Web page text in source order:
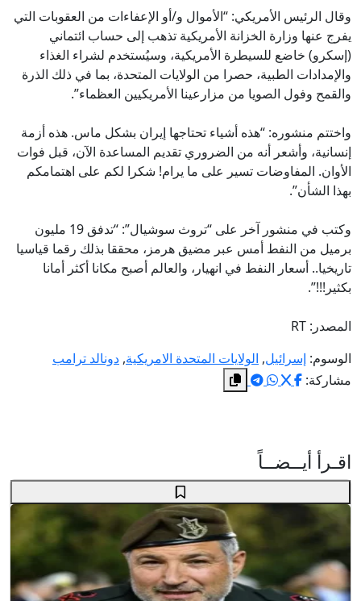
وقال الرئيس الأمريكي: “الأموال و/أو الإعفاءات من العقوبات التي
يفرج عنها وزارة الخزانة الأمريكية تذهب إلى حساب ائتماني
(إسكرو) خاضع للسيطرة الأمريكية، وسيُستخدم لشراء الغذاء
والإمدادات الطبية، حصرا من الولايات المتحدة، بما في ذلك الذرة
والقمح وفول الصويا من مزارعينا الأمريكيين العظماء”.
واختتم منشوره: “هذه أشياء تحتاجها إيران بشكل ماس. هذه أزمة
إنسانية، وأشعر أنه من الضروري تقديم المساعدة الآن، قبل فوات
الأوان. المفاوضات تسير على ما يرام! شكرا لكم على اهتمامكم
بهذا الشأن”.
وكتب في منشور آخر على “تروث سوشيال”: “تدفق 19 مليون
برميل من النفط أمس عبر مضيق هرمز، محققا بذلك رقما قياسيا
تاريخيا.. أسعار النفط في انهيار، والعالم أصبح مكانا أكثر أمانا
بكثير!!!”.
المصدر: RT
الوسوم: إسرائيل, الولايات المتحدة الامريكية, دونالد ترامب
مشاركة:
اقـرأ أيــضــاً